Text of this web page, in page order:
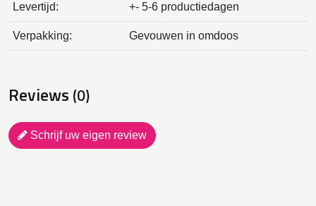
Levertijd: +- 5-6 productiedagen
Verpakking: Gevouwen in omdoos
Reviews (0)
Schrijf uw eigen review